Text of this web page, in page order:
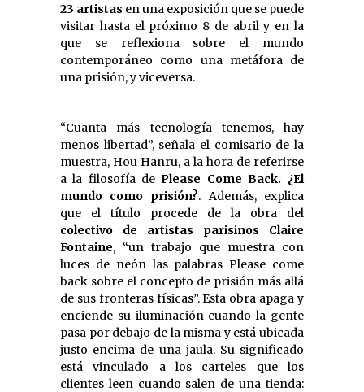
23 artistas en una exposición que se puede
visitar hasta el próximo 8 de abril y en la
que se reflexiona sobre el mundo
contemporáneo como una metáfora de
una prisión, y viceversa.
“Cuanta más tecnología tenemos, hay
menos libertad”, señala el comisario de la
muestra, Hou Hanru, a la hora de referirse
a la filosofía de  Please Come Back. ¿El
mundo como prisión?. Además, explica
que el título procede de la obra del
colectivo de artistas parisinos Claire
Fontaine, “un trabajo que muestra con
luces de neón las palabras Please come
back sobre el concepto de prisión más allá
de sus fronteras físicas”. Esta obra apaga y
enciende su iluminación cuando la gente
pasa por debajo de la misma y está ubicada
justo encima de una jaula. Su significado
está vinculado a los carteles que los
clientes leen cuando salen de una tienda: